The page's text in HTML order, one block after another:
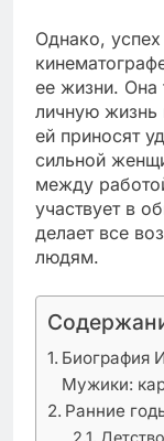
Однако,
ее жизни. Она
личную жизнь
ей приносят
сильной
между
участвует в
делает все
людям.
Биография
Мужики:
Ранние